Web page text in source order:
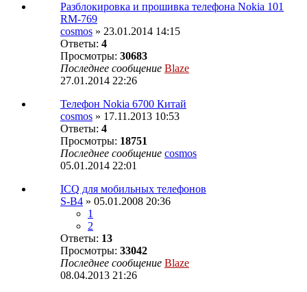
Разблокировка и прошивка телефона Nokia 101
RM-769
cosmos » 23.01.2014 14:15
Ответы: 4
Просмотры: 30683
Последнее сообщение Blaze
27.01.2014 22:26
Телефон Nokia 6700 Китай
cosmos » 17.11.2013 10:53
Ответы: 4
Просмотры: 18751
Последнее сообщение cosmos
05.01.2014 22:01
ICQ для мобильных телефонов
S-B4 » 05.01.2008 20:36
1
2
Ответы: 13
Просмотры: 33042
Последнее сообщение Blaze
08.04.2013 21:26